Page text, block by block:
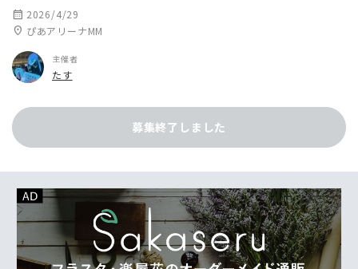
calendar_month 2026/4/29
location_on ぴあアリーナMM
主催者
たす
募集終了しました